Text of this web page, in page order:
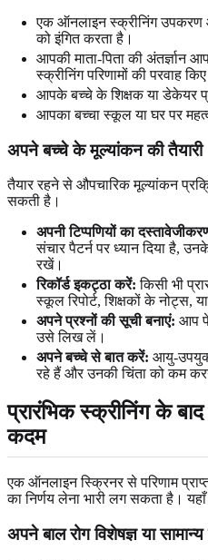
एक ऑनलाइन स्क्रीनिंग उपकरण
को इंगित करता है।
आपकी माता-पिता की अंतर्ज्ञान
स्क्रीनिंग परिणामों की परवाह किए
आपके बच्चे के शिक्षक या डेकेयर
आपका बच्चा स्कूल या घर पर
अपने बच्चे के मूल्यांकन की तैयारी
तैयार रहने से औपचारिक मूल्यांकन
सकती है।
अपनी टिप्पणियों का
संचार पैटर्न पर ध्यान दिया है,
रखें।
रिकॉर्ड इकट्ठा करें: किसी भी
स्कूल रिपोर्ट, शिक्षकों के नोट्स,
अपने प्रश्नों की सूची बनाएं: आप
उसे लिख लें।
अपने बच्चे से बात करें: आयु-
रहे हैं और उनकी चिंता को कम
प्रारंभिक स्क्रीनिंग के
कदम
एक ऑनलाइन स्क्रिनर से परिणाम
का निर्णय लेना भारी लग सकता है। यहाँ
अपने बाल रोग विशेषज्ञ या